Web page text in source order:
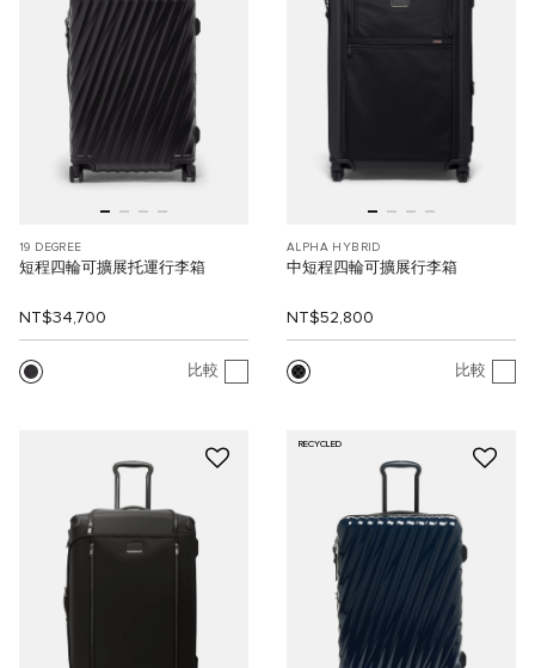
19 DEGREE
短程四輪可擴展托運行李箱
NT$34,700
比較
ALPHA HYBRID
中短程四輪可擴展行李箱
NT$52,800
比較
RECYCLED